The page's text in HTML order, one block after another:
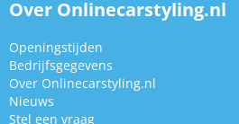
Over Onlinecarstyling.nl
Openingstijden
Bedrijfsgegevens
Over Onlinecarstyling.nl
Nieuws
Stel een vraag